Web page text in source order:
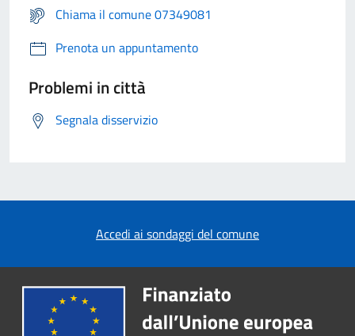
Chiama il comune 07349081
Prenota un appuntamento
Problemi in città
Segnala disservizio
Accedi ai sondaggi del comune